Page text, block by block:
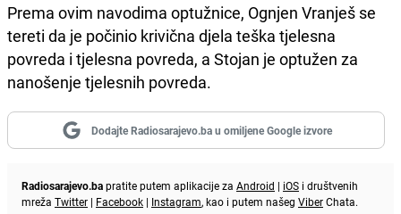
Prema ovim navodima optužnice, Ognjen Vranješ se
tereti da je počinio krivična djela teška tjelesna
povreda i tjelesna povreda, a Stojan je optužen za
nanošenje tjelesnih povreda.
Dodajte Radiosarajevo.ba u omiljene Google izvore
Radiosarajevo.bapratite putem aplikacije za Android | iOS i društvenih
mreža Twitter | Facebook | Instagram, kao i putem našeg ViberChata.